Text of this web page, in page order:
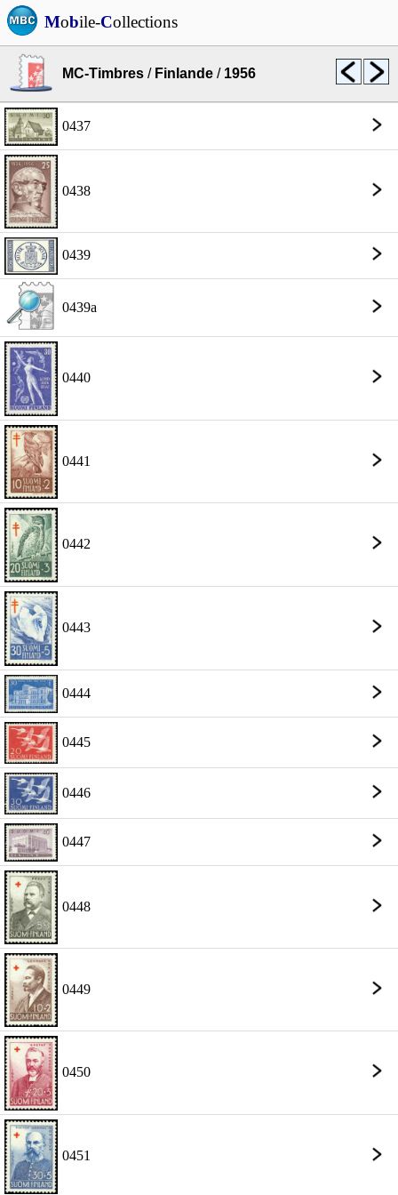
Mobile-Collections
MC-Timbres / Finlande / 1956
0437
0438
0439
0439a
0440
0441
0442
0443
0444
0445
0446
0447
0448
0449
0450
0451